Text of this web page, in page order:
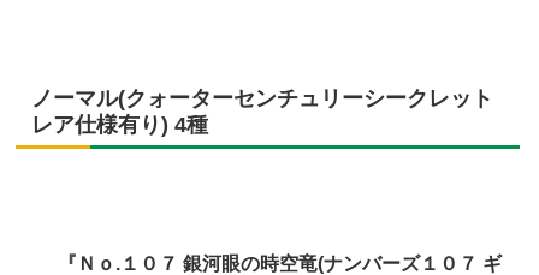
ノーマル(クォーターセンチュリーシークレット
レア仕様有り) 4種
『Ｎｏ.１０７ 銀河眼の時空竜(ナンバーズ１０７ ギ